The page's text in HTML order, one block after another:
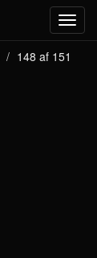
148 af 151